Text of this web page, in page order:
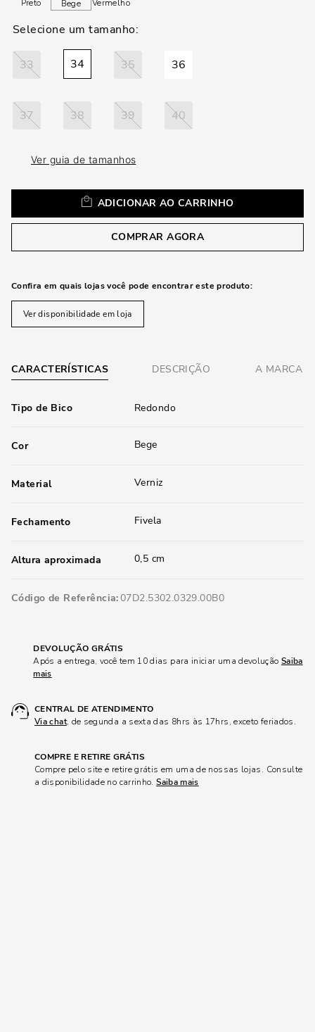
Preto Bege Vermelho
33 34 35 36
37 38 39 40
Ver guia de tamanhos
ADICIONAR AO CARRINHO
COMPRAR AGORA
Confira em quais lojas você pode encontrar este produto:
Ver disponibilidade em loja
CARACTERÍSTICAS DESCRIÇÃO A MARCA
Tipo de Bico Redondo
Cor Bege
Material Verniz
Fechamento Fivela
Altura aproximada 0,5 cm
Código de Referência 07D2.5302.0329.00B0
DEVOLUÇÃO GRÁTIS
Após a entrega, você tem 10 dias para iniciar uma devolução Saiba
mais
CENTRAL DE ATENDIMENTO
Via chat, de segunda a sexta das 8hrs às 17hrs, exceto feriados.
COMPRE E RETIRE GRÁTIS
Compre pelo site e retire grátis em uma de nossas lojas. Consulte
a disponibilidade no carrinho.Saiba mais